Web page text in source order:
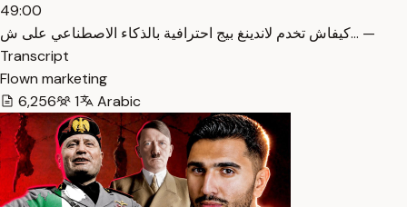
49:00
كيفاش تخدم لاندينغ بيج احترافية بالذكاء الاصطناعي على ش… —
Transcript
Flown marketing
6,256
1 Arabic